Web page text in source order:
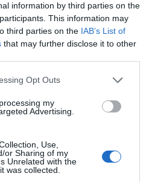
information by third parties on the
This information may
third parties on the IAB’s List of
that may further disclose it to other
Opt Outs
my
Advertising.
Use,
or Sharing of my
Unrelated with the
was collected.